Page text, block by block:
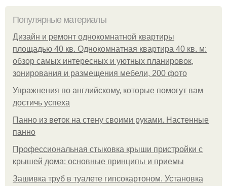
Популярные материалы
Дизайн и ремонт однокомнатной квартиры
площадью 40 кв. Однокомнатная квартира 40 кв. м:
обзор самых интересных и уютных планировок,
зонирования и размещения мебели, 200 фото
Упражнения по английскому, которые помогут вам
достичь успеха
Панно из веток на стену своими руками. Настенные
панно
Профессиональная стыковка крыши пристройки с
крышей дома: основные принципы и приемы
Зашивка труб в туалете гипсокартоном. Установка